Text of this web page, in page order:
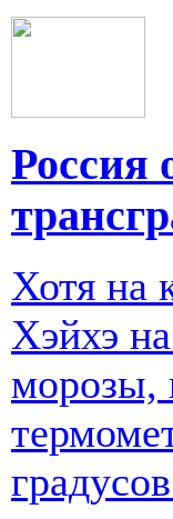
Россия
Хотя на
Хэйхэ
морозы,